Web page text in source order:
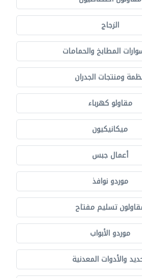
الزجاج
المطابخ والحمامات
ومنتجات الجدران
مقاولو كهرباء
ميكانيكيون
أعمال جبس
موردو نوافذ
تسليم مفتاح
موردو الأبواب
والأدوات المعدنية